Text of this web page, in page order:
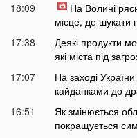
18:09
На Волині
місце, де шукати
17:38
Деякі продукти
які міста під
17:07
На заході
кайданками до
16:51
Як змінюється
покращується